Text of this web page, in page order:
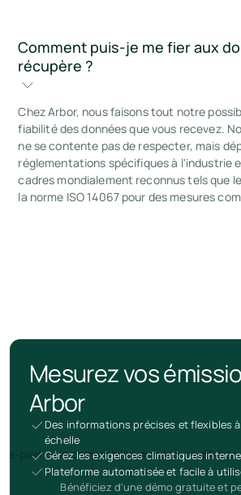
Comment puis-je me fier aux
récupère ?
Chez Arbor, nous faisons tout notre
fiabilité des données que vous recevez.
ne se contente pas de respecter, mais
réglementations spécifiques à l'industrie
cadres mondialement reconnus tels que
la norme ISO 14067 pour des mesures
Mesurez vos
Arbor
Des informations précises et flexibles
échelle
Gérez les exigences climatiques
Plateforme automatisée et facile à
Bénéficiez d'une démo gratuite et